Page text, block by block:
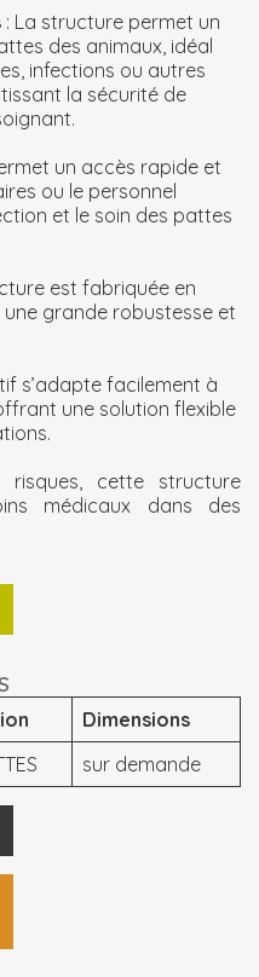
: La structure permet un
des animaux, idéal
infections ou autres
la sécurité de
un accès rapide et
ou le personnel
et le soin des pattes
est fabriquée en
grande robustesse et
s’adapte facilement à
une solution flexible
cette structure
médicaux dans des
Dimensions
sur demande